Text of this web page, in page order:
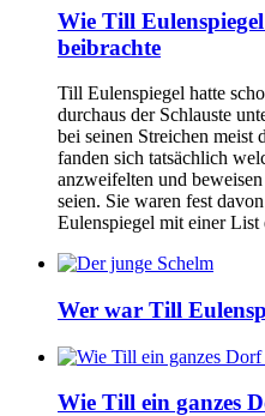
Wie Till
beibrachte
Till Eulenspiegel hatte
durchaus der Schlauste
bei seinen Streichen meist
fanden sich tatsächlich
anzweifelten und
seien. Sie waren fest
Eulenspiegel mit einer
Wer war Till
Wie Till ein ganzes